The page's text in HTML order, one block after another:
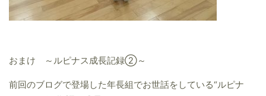
おまけ ～ルピナス成長記録②～
前回のブログで登場した年長組でお世話をしている“ルピナ